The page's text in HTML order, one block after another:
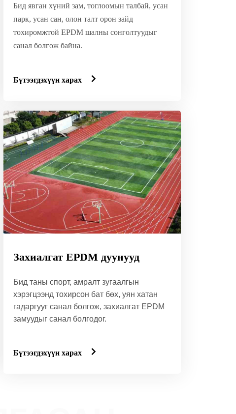
Бид явган хүний зам, тоглоомын талбай, усан
парк, усан сан, олон талт орон зайд
тохиромжтой EPDM шалны сонголтуудыг
санал болгож байна.
Бүтээгдэхүүн харах
Захиалгат EPDM дуунууд
Бид таны спорт, амралт зугаалгын
хэрэгцээнд тохирсон бат бөх, уян хатан
гадаргууг санал болгож, захиалгат EPDM
замуудыг санал болгодог.
Бүтээгдэхүүн харах